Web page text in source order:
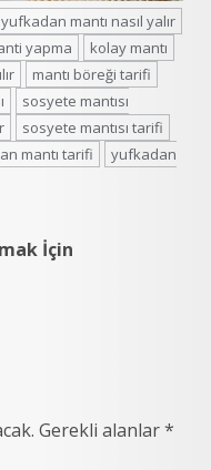
mantı nasıl yalır
yapma
kolay mantı
mantı böreği tarifi
sosyete mantısı
sosyete mantısı tarifi
mantı tarifi
yufkadan
İçin
Gerekli alanlar*